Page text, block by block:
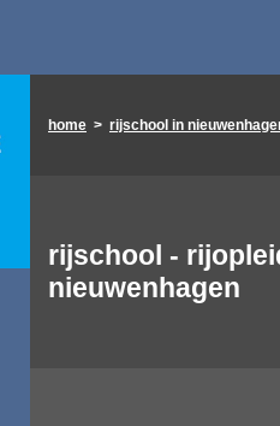
home > rijschool in
rijschool -
nieuwenhagen